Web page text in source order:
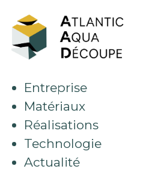
au
contenu
Entreprise
Matériaux
Réalisations
Technologie
Actualité